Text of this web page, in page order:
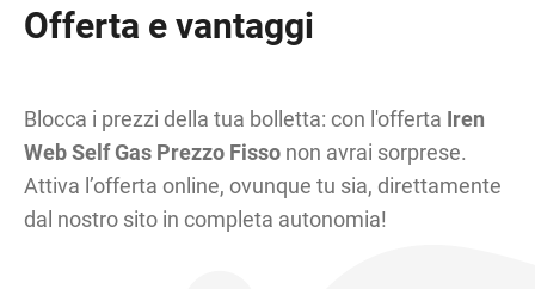
Offerta e vantaggi
Blocca i prezzi della tua bolletta: con l'offerta Iren
Web Self Gas Prezzo Fisso non avrai sorprese.
Attiva l’offerta online, ovunque tu sia, direttamente
dal nostro sito in completa autonomia!